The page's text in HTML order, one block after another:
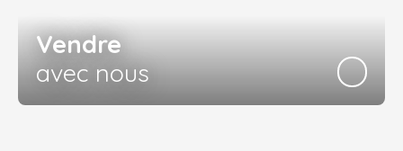
Vendre
avec nous